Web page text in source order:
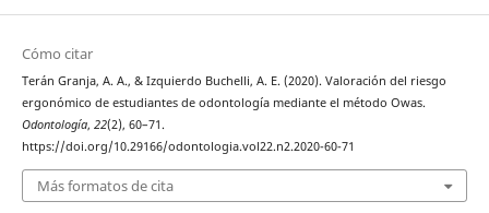
Cómo citar
Terán Granja, A. A., & Izquierdo Buchelli, A. E. (2020). Valoración del riesgo
ergonómico de estudiantes de odontología mediante el método Owas.
Odontología, 22(2), 60–71.
https://doi.org/10.29166/odontologia.vol22.n2.2020-60-71
Más formatos de cita